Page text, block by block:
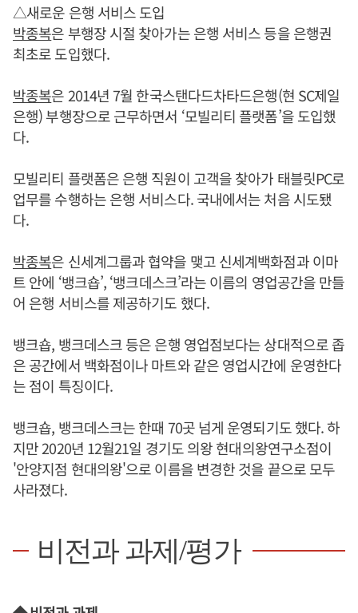
△새로운 은행 서비스 도입
박종복은 부행장 시절 찾아가는 은행 서비스 등을 은행권
최초로 도입했다.
박종복은 2014년 7월 한국스탠다드차타드은행(현 SC제일
은행) 부행장으로 근무하면서 ‘모빌리티 플랫폼’을 도입했
다.
모빌리티 플랫폼은 은행 직원이 고객을 찾아가 태블릿PC로
업무를 수행하는 은행 서비스다. 국내에서는 처음 시도됐
다.
박종복은 신세계그룹과 협약을 맺고 신세계백화점과 이마
트 안에 ‘뱅크숍’, ‘뱅크데스크’라는 이름의 영업공간을 만들
어 은행 서비스를 제공하기도 했다.
뱅크숍, 뱅크데스크 등은 은행 영업점보다는 상대적으로 좁
은 공간에서 백화점이나 마트와 같은 영업시간에 운영한다
는 점이 특징이다.
뱅크숍, 뱅크데스크는 한때 70곳 넘게 운영되기도 했다. 하
지만 2020년 12월21일 경기도 의왕 현대의왕연구소점이
'안양지점 현대의왕'으로 이름을 변경한 것을 끝으로 모두
사라졌다.
비전과 과제/평가